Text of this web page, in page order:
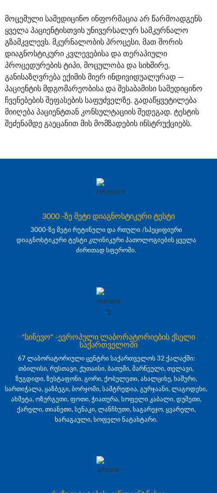
მოცემული სამედიცინო ინფორმაცია არ წარმოადგენს
ყველა პაციენტისთვის უნივერსალურ სამკურნალო
გზამკვლევს. მკურნალობის პროცესი, მათ შორის
დიაგნოსტიკური კვლევებისა და თერაპიული
პროცედურების ტიპი, მოცულობა და სიხშირე,
განისაზღვრება ექიმის მიერ ინდივიდუალურად —
პაციენტის მდგომარეობისა და შესაბამისი სამედიცინო
ჩვენებების შეფასების საფუძველზე. გადაწყვეტილება
მიიღება პაციენტთან კონსულტაციის შედეგად. ტესტის
შეძენამდე გაეცანით მის მომზადების ინსტრუქციებს.
3000 -ზე მეტი დიაგნოსტიკური ტესტი
3000-ზე მეტი რუტინული და რთული /სპეციფიური
დიაგნოსტიკური ტესტი კლინიკური პათოლოგიების ყველა
ძირითად სფეროში.
"სინევო" -ევროპული ლაბორატორიების ქსელი
საქართველოში
67 ლაბორატორიული ცენტრი საქართველოს 32 ქალაქში:
თბილისი, რუსთავი, ქუთაისი, ბათუმი, მარნეული, თელავი,
ზუგდიდი, ზესტაფონი, გორი, ქობულეთი, ახალციხე, ხაშური,
სართიჭალა, ყაზბეგი, ბორჯომი, სამტრედია, გურჯაანი, ლაგოდეხი,
ახმეტა, ოზურგეთი, ფოთი, ჭიათურა, სოფელი კაბალი, დუშეთი,
ქარელი, თიანეთი, სენაკი, ლანჩხუთი, საგარეჯო, ყვარელი,
ხარაგაული, სოფელი ნატახტარი.